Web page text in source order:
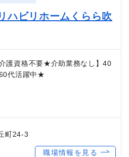
ハビリホームくらら吹
介護資格不要★介助業務なし】40
代活躍中★
町24-3
職場情報を見る